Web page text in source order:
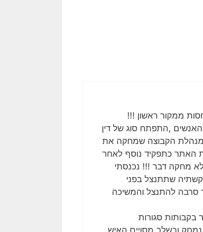
ממקור ראשון !!!
,התפתח סוג של דין
מנהלת הקבוצה שמחקה את
האתר כתפקיד נוסף לאחר
מחקה דבר !!! נכנסתי
שתתנצל בפני
סרבה להתנצל והמשיכה
בקבותות סגורות